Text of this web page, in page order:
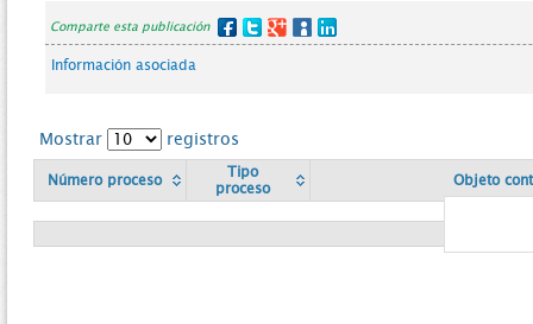
Comparte esta publicación
Información asociada
Mostrar registros
Número proceso
Tipo
proceso
Objeto